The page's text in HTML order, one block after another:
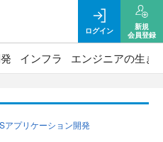
ログイン
新規
会員登録
インフラ エンジニアの生き
アプリケーション開発